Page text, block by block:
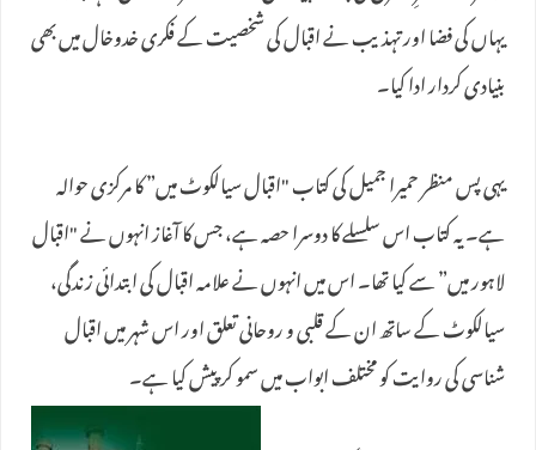
یہاں کی فضا اور تہذیب نے اقبال کی شخصیت کے فکری خدوخال میں بھی
بنیادی کردار ادا کیا۔
یہی پس منظر حمیرا جمیل کی کتاب "اقبال سیالکوٹ میں” کا مرکزی حوالہ
ہے۔ یہ کتاب اس سلسلے کا دوسرا حصہ ہے، جس کا آغاز انہوں نے "اقبال
لاہور میں” سے کیا تھا۔ اس میں انہوں نے علامہ اقبال کی ابتدائی زندگی،
سیالکوٹ کے ساتھ ان کے قلبی و روحانی تعلق اور اس شہر میں اقبال
شناسی کی روایت کو مختلف ابواب میں سمو کر پیش کیا ہے۔